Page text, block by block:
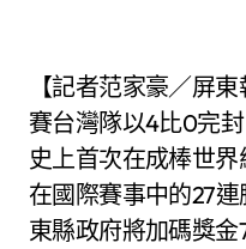
【記者范家豪／屏東報導】 世界12強棒球冠軍
賽台灣隊以4比0完
史上首次在成棒世
在國際賽事中的27
東縣政府將加碼獎